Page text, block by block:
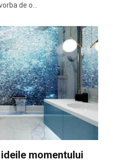
de o…
momentului